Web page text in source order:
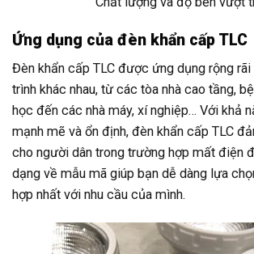
Ứng dụng của đèn khẩn cấp TLC
Đèn khẩn cấp TLC được ứng dụng rộng
trình khác nhau, từ các tòa nhà cao tầng,
học đến các nhà máy, xí nghiệp… Với khả
mạnh mẽ và ổn định, đèn khẩn cấp TLC
cho người dân trong trường hợp mất điện
dạng về mẫu mã giúp bạn dễ dàng lựa
hợp nhất với nhu cầu của mình.